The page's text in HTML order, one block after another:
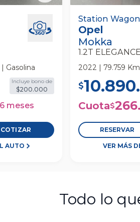
5p Station
Gasolina
Incluye bono de
$200.000
meses
COTIZAR
AUTO
Opel Mokka
Station Wagon
Station Wagon
Opel
Mokka
1.2T
2022 | 79.759
$
Cuota$
RESERVAR
VER MÁS
Todo lo